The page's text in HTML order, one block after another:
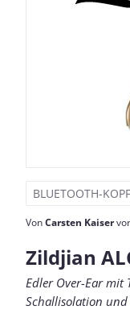
BLUETOOTH-
VonCarsten Kaiser
Zildjian
Edler Over-Ear mit
Schallisolation